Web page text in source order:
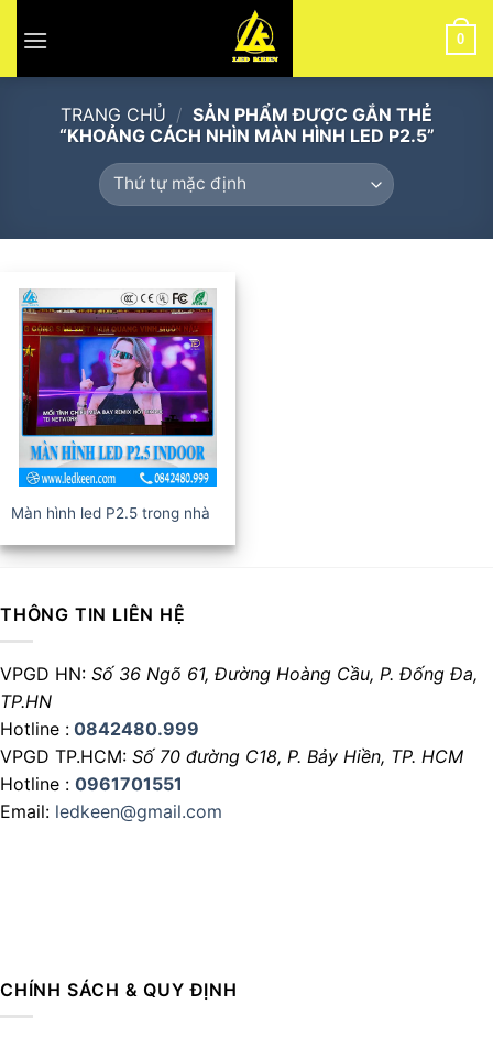
0
TRANG CHỦ / SẢN PHẨM ĐƯỢC GẮN THẺ
“KHOẢNG CÁCH NHÌN MÀN HÌNH LED P2.5”
Màn hình led P2.5 trong nhà
THÔNG TIN LIÊN HỆ
VPGD HN: Số 36 Ngõ 61, Đường Hoàng Cầu, P. Đống Đa,
TP.HN
Hotline : 0842480.999
VPGD TP.HCM: Số 70 đường C18, P. Bảy Hiền, TP. HCM
Hotline : 0961701551
Email: ledkeen@gmail.com
CHÍNH SÁCH & QUY ĐỊNH